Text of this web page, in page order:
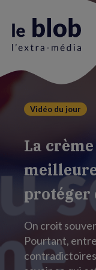
AnimationVidéo du jour
La
protéger
On croit
Pourtant,